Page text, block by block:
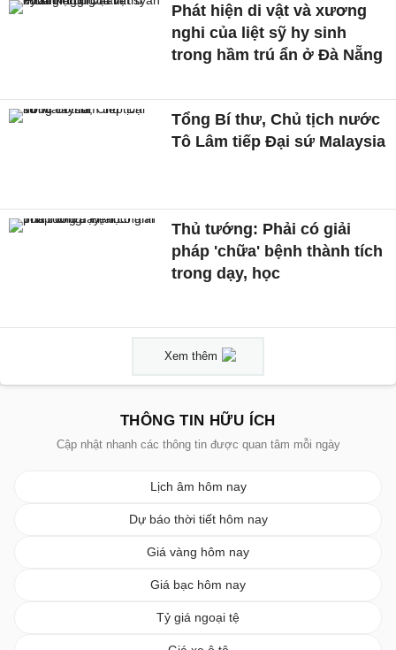
Phát hiện di vật và xương
nghi của liệt sỹ hy sinh
trong hầm trú ẩn ở Đà Nẵng
Tổng Bí thư, Chủ tịch nước
Tô Lâm tiếp Đại sứ Malaysia
Thủ tướng: Phải có giải
pháp 'chữa' bệnh thành tích
trong dạy, học
Xem thêm
THÔNG TIN HỮU ÍCH
Cập nhật nhanh các thông tin được quan tâm mỗi ngày
Lịch âm hôm nay
Dự báo thời tiết hôm nay
Giá vàng hôm nay
Giá bạc hôm nay
Tỷ giá ngoại tệ